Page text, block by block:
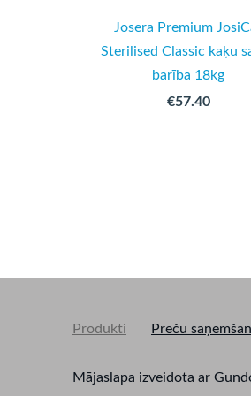
Josera Premium
Sterilised Classic kaķu
barība 18kg
€57.40
Produkti Preču
Mājaslapa izveidota ar